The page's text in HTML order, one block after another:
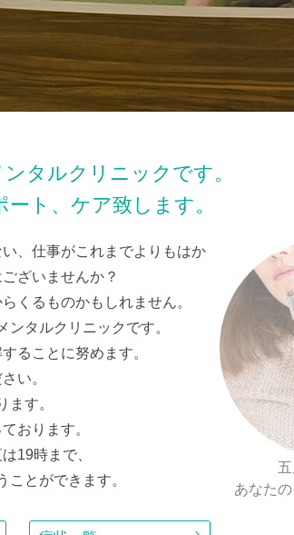
タルクリニックです。
ト、ケア致します。
、仕事がこれまでよりもはか
ざいませんか？
くるものかもしれません。
タルクリニックです。
ることに努めます。
い。
ます。
おります。
19時まで、
とができます。
あなた